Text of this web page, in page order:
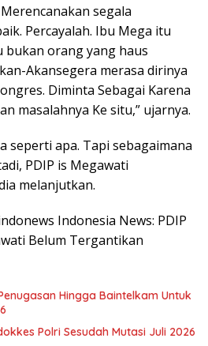
segala
Percayalah. Ibu Mega itu
orang yang haus
Akansegera merasa dirinya
Diminta Sebagai Karena
masalahnya Ke situ,” ujarnya.
seperti apa. Tapi sebagaimana
PDIP is Megawati
melanjutkan.
Indonesia News: PDIP
Belum Tergantikan
Hingga Baintelkam Untuk
Polri Sesudah Mutasi Juli 2026